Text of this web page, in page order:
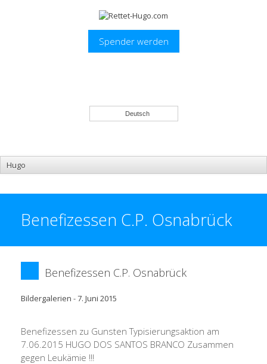
Spender werden
Deutsch
Benefizessen C.P. Osnabrück
Benefizessen C.P. Osnabrück
Bildergalerien -7. Juni 2015
Benefizessen zu Gunsten Typisierungsaktion am
7.06.2015 HUGO DOS SANTOS BRANCO Zusammen
gegen Leukämie !!!